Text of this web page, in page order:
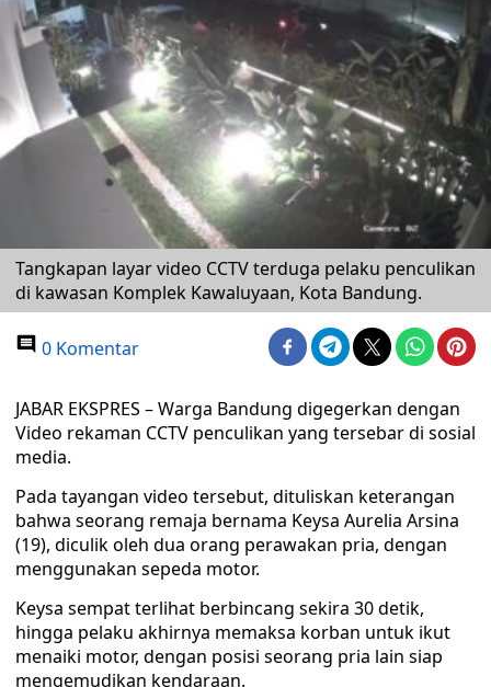
Tangkapan layar video CCTV terduga pelaku penculikan
di kawasan Komplek Kawaluyaan, Kota Bandung.
0 Komentar
JABAR EKSPRES – Warga Bandung digegerkan dengan
Video rekaman CCTV penculikan yang tersebar di sosial
media.
Pada tayangan video tersebut, dituliskan keterangan
bahwa seorang remaja bernama Keysa Aurelia Arsina
(19), diculik oleh dua orang perawakan pria, dengan
menggunakan sepeda motor.
Keysa sempat terlihat berbincang sekira 30 detik,
hingga pelaku akhirnya memaksa korban untuk ikut
menaiki motor, dengan posisi seorang pria lain siap
mengemudikan kendaraan.